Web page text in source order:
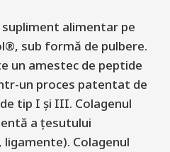
alimentar pe
sub formă de pulbere.
un amestec de peptide
un proces patentat de
tip I și III. Colagenul
a țesutului
Colagenul